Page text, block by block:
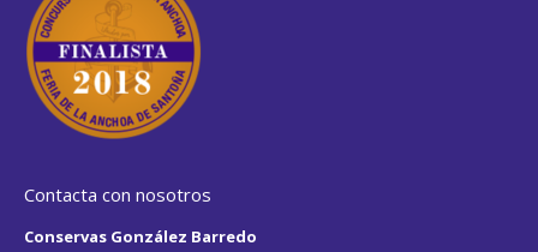
Contacta con nosotros
Conservas González Barredo